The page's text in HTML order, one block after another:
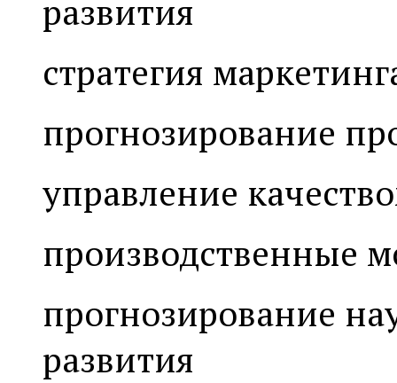
развития
стратегия
прогнозирование
управление
производственные
прогнозирование
развития